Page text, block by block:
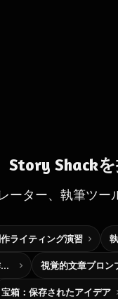
Story Shack
ーター、執筆ツ
ライティング演習
自分だけの選択型アドベンチャーを作ろう 視覚的文章プロン
宝箱：保存されたアイデア